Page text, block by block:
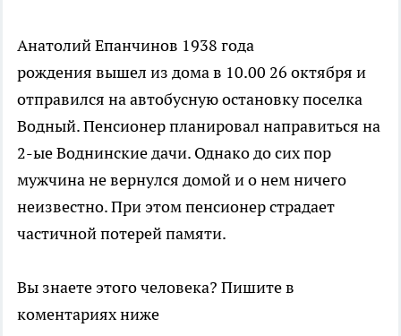
Анатолий Епанчинов 1938 года
рождения вышел из дома в 10.00 26 октября и
отправился на автобусную остановку поселка
Водный. Пенсионер планировал направиться на
2-ые Воднинские дачи. Однако до сих пор
мужчина не вернулся домой и о нем ничего
неизвестно. При этом пенсионер страдает
частичной потерей памяти.
Вы знаете этого человека? Пишите в
коментариях ниже